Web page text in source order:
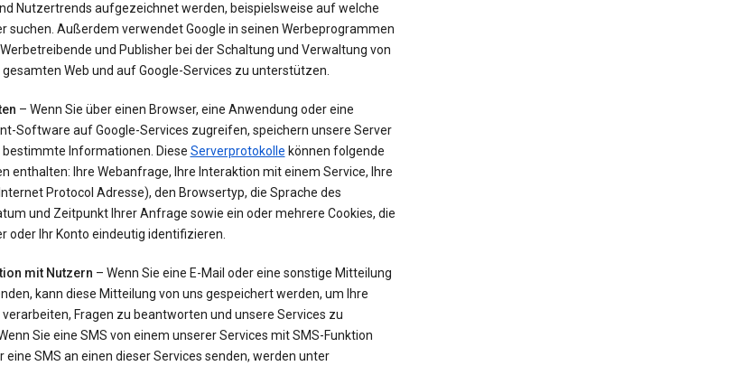
Nutzertrends aufgezeichnet werden, beispielsweise auf welche
suchen. Außerdem verwendet Google in seinen Werbeprogrammen
und Publisher bei der Schaltung und Verwaltung von
Web und auf Google-Services zu unterstützen.
– Wenn Sie über einen Browser, eine Anwendung oder eine
Software auf Google-Services zugreifen, speichern unsere Server
Informationen. Diese Serverprotokolle können folgende
enthalten: Ihre Webanfrage, Ihre Interaktion mit einem Service, Ihre
Protocol Adresse), den Browsertyp, die Sprache des
und Zeitpunkt Ihrer Anfrage sowie ein oder mehrere Cookies, die
oder Ihr Konto eindeutig identifizieren.
mit Nutzern – Wenn Sie eine E-Mail oder eine sonstige Mitteilung
kann diese Mitteilung von uns gespeichert werden, um Ihre
Fragen zu beantworten und unsere Services zu
Sie eine SMS von einem unserer Services mit SMS-Funktion
eine SMS an einen dieser Services senden, werden unter